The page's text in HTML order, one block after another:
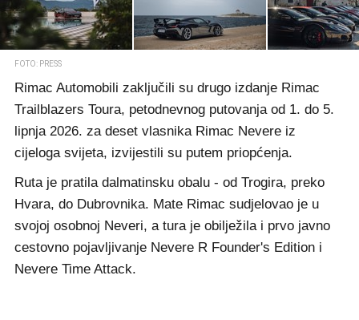
FOTO: PRESS
Rimac Automobili zaključili su drugo izdanje Rimac
Trailblazers Toura, petodnevnog putovanja od 1. do 5.
lipnja 2026. za deset vlasnika Rimac Nevere iz
cijeloga svijeta, izvijestili su putem priopćenja.
Ruta je pratila dalmatinsku obalu - od Trogira, preko
Hvara, do Dubrovnika. Mate Rimac sudjelovao je u
svojoj osobnoj Neveri, a tura je obilježila i prvo javno
cestovno pojavljivanje Nevere R Founder's Edition i
Nevere Time Attack.